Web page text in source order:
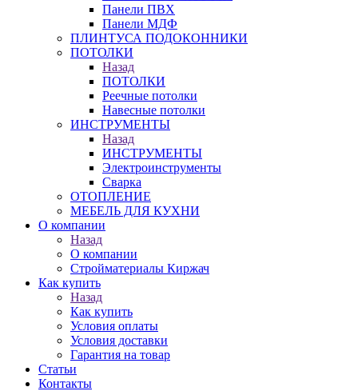
Панели ПВХ
Панели МДФ
ПЛИНТУСА ПОДОКОННИКИ
ПОТОЛКИ
Назад
ПОТОЛКИ
Реечные потолки
Навесные потолки
ИНСТРУМЕНТЫ
Назад
ИНСТРУМЕНТЫ
Электроинструменты
Сварка
ОТОПЛЕНИЕ
МЕБЕЛЬ ДЛЯ КУХНИ
О компании
Назад
О компании
Стройматериалы Киржач
Как купить
Назад
Как купить
Условия оплаты
Условия доставки
Гарантия на товар
Статьи
Контакты